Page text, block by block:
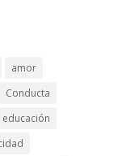
amor
Conducta
educación